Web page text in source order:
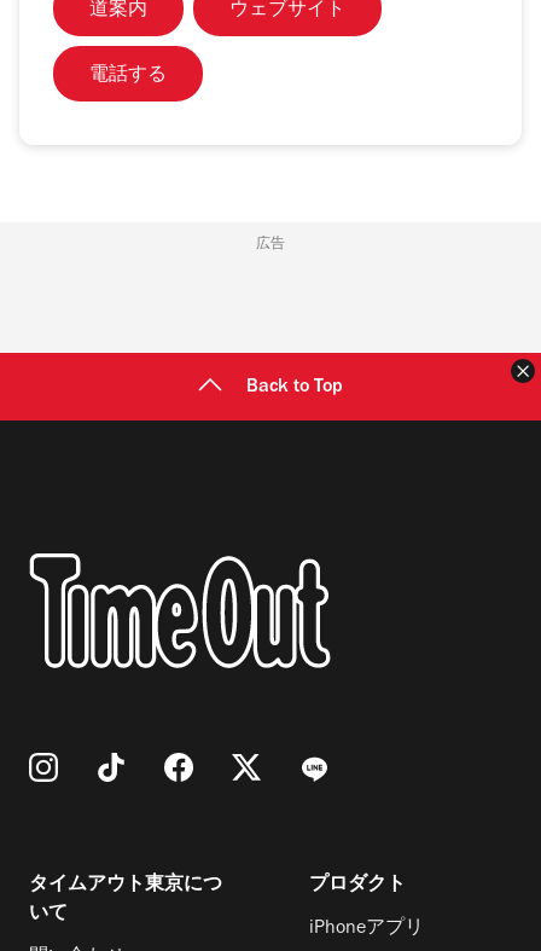
道案内 ウェブサイト
電話する
広告
Back to Top
タイムアウト東京につ
いて
プロダクト
iPhoneアプリ